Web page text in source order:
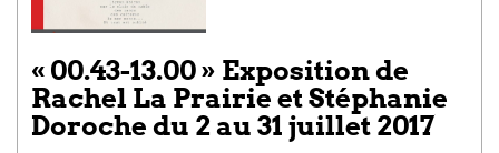
« 00.43-13.00 » Exposition de
Rachel La Prairie et Stéphanie
Doroche du 2 au 31 juillet 2017